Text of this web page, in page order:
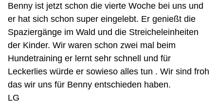
Benny ist jetzt schon die vierte Woche bei uns und
er hat sich schon super eingelebt. Er genießt die
Spaziergänge im Wald und die Streicheleinheiten
der Kinder. Wir waren schon zwei mal beim
Hundetraining er lernt sehr schnell und für
Leckerlies würde er sowieso alles tun . Wir sind froh
das wir uns für Benny entschieden haben.
LG